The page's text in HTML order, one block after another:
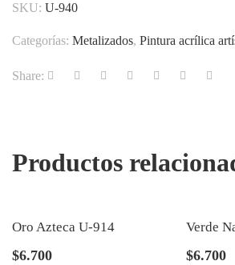
SKU: U-940
Categorías: Metalizados, Pintura acrílica
Share:
Productos
Oro Azteca U-914
$6.700
Verde
$6.700